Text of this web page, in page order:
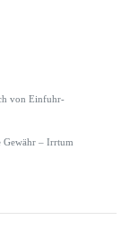
von Einfuhr-
Gewähr – Irrtum